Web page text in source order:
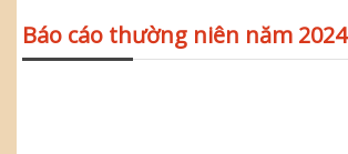
Báo cáo thường niên năm 2024